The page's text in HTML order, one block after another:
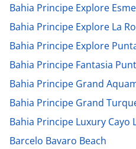
Bahia Principe Explore
Bahia Principe Explore La
Bahia Principe Explore
Bahia Principe Fantasia
Bahia Principe Grand
Bahia Principe Grand
Bahia Principe Luxury Cayo
Barcelo Bavaro Beach